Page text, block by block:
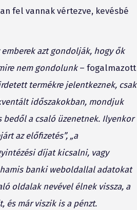
fel vannak vértezve, kevésbé
azt gondolják, hogy ők
nem gondolunk– fogalmazott
termékre jelentkeznek, csak
időszakokban, mondjuk
bedől a csaló üzenetnek. Ilyenkor
az előfizetés”, „a
díjat kicsalni, vagy
banki weboldallal adatokat
oldalak nevével élnek vissza, a
és már viszik is a pénzt.